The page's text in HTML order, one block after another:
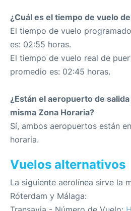
¿Cuál es el tiempo de vuelo
El tiempo de vuelo
es: 02:55 horas.
El tiempo de vuelo real de
promedio es: 02:45 horas.
¿Están el aeropuerto de
misma Zona Horaria?
Sí, ambos aeropuertos están
horaria.
Vuelos alternativos
La siguiente aerolínea sirve la
Róterdam y Málaga: